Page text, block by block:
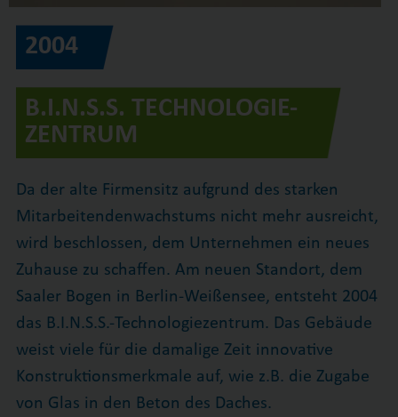
2004
B.I.N.S.S. TECHNOLOGIE-
ZENTRUM
Da der alte Firmensitz aufgrund des starken
Mitarbeitendenwachstums nicht mehr ausreicht,
wird beschlossen, dem Unternehmen ein neues
Zuhause zu schaffen. Am neuen Standort, dem
Saaler Bogen in Berlin-Weißensee, entsteht 2004
das B.I.N.S.S.-Technologiezentrum. Das Gebäude
weist viele für die damalige Zeit innovative
Konstruktionsmerkmale auf, wie z.B. die Zugabe
von Glas in den Beton des Daches.